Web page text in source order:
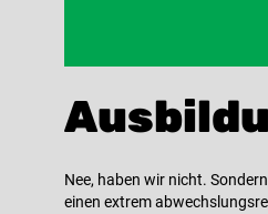
Nee, haben wir nicht.
einen extrem